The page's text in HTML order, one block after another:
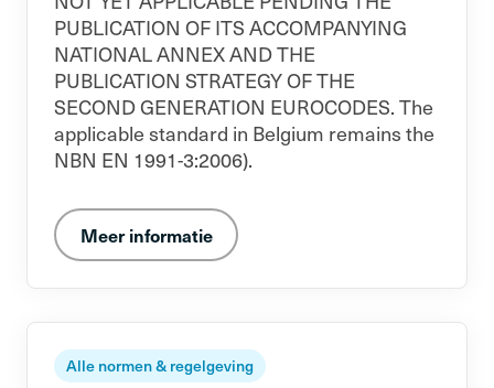
PUBLICATION OF ITS ACCOMPANYING
NATIONAL ANNEX AND THE
PUBLICATION STRATEGY OF THE
SECOND GENERATION EUROCODES. The
applicable standard in Belgium remains the
NBN EN 1991-3:2006).
Meer informatie
Alle normen & regelgeving